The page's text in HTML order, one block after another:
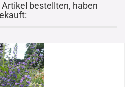
bestellten, haben